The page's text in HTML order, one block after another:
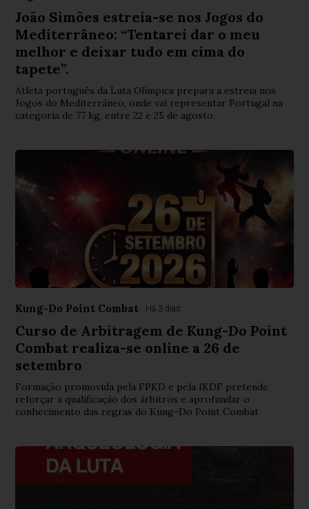
João Simões estreia-se nos Jogos do
Mediterrâneo: “Tentarei dar o meu
melhor e deixar tudo em cima do
tapete”.
Atleta português da Luta Olímpica prepara a estreia nos
Jogos do Mediterrâneo, onde vai representar Portugal na
categoria de 77 kg, entre 22 e 25 de agosto.
Kung-Do Point Combat Há 3 dias
Curso de Arbitragem de Kung-Do Point
Combat realiza-se online a 26 de
setembro
Formação promovida pela FPKD e pela IKDF pretende
reforçar a qualificação dos árbitros e aprofundar o
conhecimento das regras do Kung-Do Point Combat